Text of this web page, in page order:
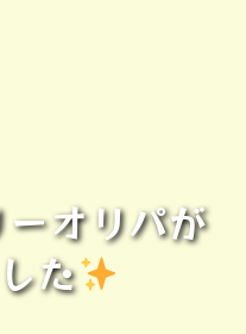
オリパが
た